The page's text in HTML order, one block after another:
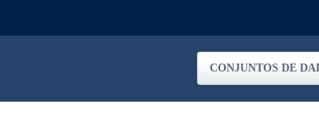
CONJUNTOS DE